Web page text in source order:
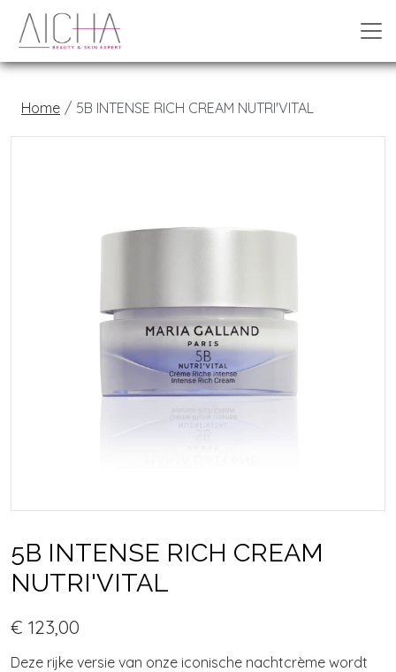
Home 5B INTENSE RICH CREAM NUTRI'VITAL
5B INTENSE RICH CREAM
NUTRI'VITAL
€ 123,00
Deze rijke versie van onze iconische nachtcrème wordt